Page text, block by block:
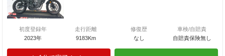
初度登録年
2023年
走行距離
9183Km
修復歴
なし
車検/自賠責
自賠責保険無し